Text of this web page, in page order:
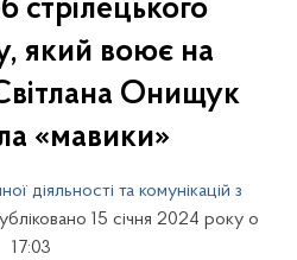
стрілецького
який воює на
Онищук
«мавики»
діяльності та комунікацій з
15 січня 2024 року о
17:03